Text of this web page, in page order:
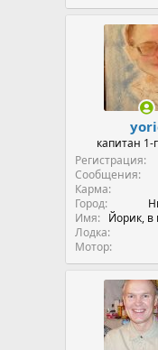
капитан 1-
Регистрация
Сообщения
Карма
Город
Имя
Йорик,
Лодка
Мотор